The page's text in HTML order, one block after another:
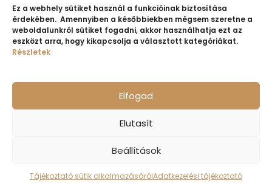
Ez a webhely sütiket használ a funkcióinak biztosítása
érdekében. Amennyiben a későbbiekben mégsem szeretne a
weboldalunkról sütiket fogadni, akkor használhatja ezt az
eszközt arra, hogy kikapcsolja a választott kategóriákat.
Részletek
Elfogad
Elutasít
Beállítások
Tájékoztató sütik alkalmazásárólAdatkezelési tájékoztató
Tájékoztató sütik alkalmazásáról
Fogyasztóvédelmi tájékoztató
Jogi nyilatkozat
Impresszum